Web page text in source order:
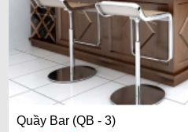
Quầy Bar (QB - 3)